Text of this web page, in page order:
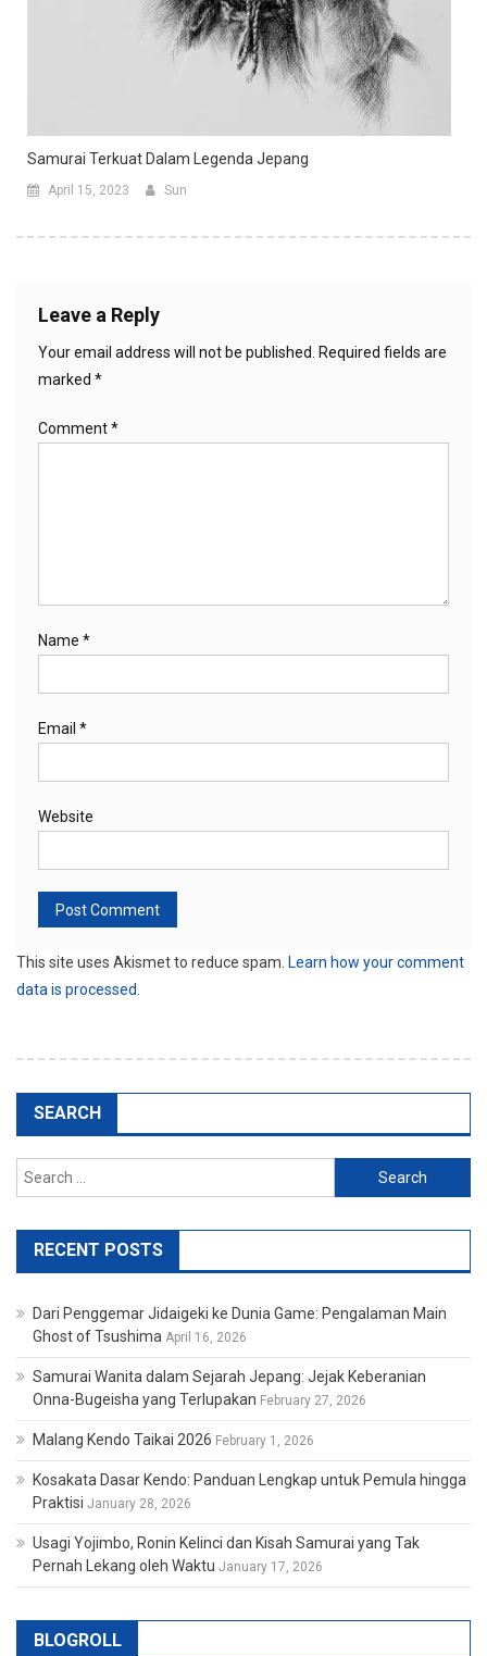
Samurai Terkuat Dalam Legenda Jepang
April 15, 2023 Sun
Leave a Reply
Your email address will not be published.
Required fields are
marked *
Comment*
Name *
Email *
Website
This site uses Akismet to reduce spam. Learn how your comment
data is processed.
SEARCH
Search
for:
RECENT POSTS
Dari Penggemar Jidaigeki ke Dunia Game: Pengalaman Main
Ghost of Tsushima April 16, 2026
Samurai Wanita dalam Sejarah Jepang: Jejak Keberanian
Onna-Bugeisha yang Terlupakan February 27, 2026
Malang Kendo Taikai 2026 February 1, 2026
Kosakata Dasar Kendo: Panduan Lengkap untuk Pemula hingga
Praktisi January 28, 2026
Usagi Yojimbo, Ronin Kelinci dan Kisah Samurai yang Tak
Pernah Lekang oleh Waktu January 17, 2026
BLOGROLL